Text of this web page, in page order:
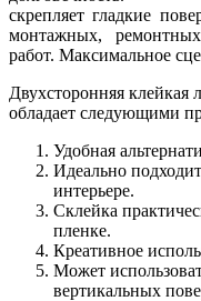
скрепляет гладкие
монтажных,
работ. Максимальное
Двухсторонняя
обладает следующими
Удобная
Идеально
интерьере.
Склейка
пленке.
Креативное
Может
вертикальных